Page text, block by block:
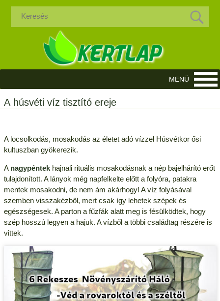
A húsvéti víz tisztító ereje
A locsolkodás, mosakodás az életet adó vízzel Húsvétkor ősi
kultuszban gyökerezik.
A nagypéntekhajnali rituális mosakodásnak a nép bajelhárító erőt
tulajdonított. A lányok még napfelkelte előtt a folyóra, patakra
mentek mosakodni, de nem ám akárhogy! A víz folyásával
szemben visszakézből, mert csak így lehetek szépek és
egészségesek. A parton a fűzfák alatt meg is fésülködtek, hogy
szép hosszú legyen a hajuk. A vízből a többi családtag részére is
vittek.